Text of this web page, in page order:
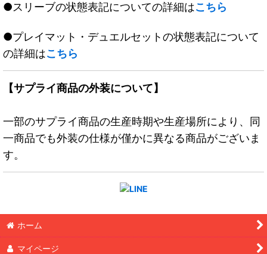
●スリーブの状態表記についての詳細はこちら
●プレイマット・デュエルセットの状態表記について
の詳細はこちら
【サプライ商品の外装について】
一部のサプライ商品の生産時期や生産場所により、同
一商品でも外装の仕様が僅かに異なる商品がございま
す。
ホーム
マイページ